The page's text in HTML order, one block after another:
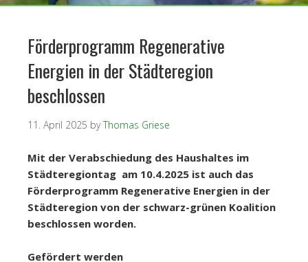
Förderprogramm Regenerative
Energien in der Städteregion
beschlossen
11. April 2025 byThomas Griese
Mit der Verabschiedung des Haushaltes im
Städteregiontag am 10.4.2025 ist auch das
Förderprogramm Regenerative Energien in der
Städteregion von der schwarz-grünen Koalition
beschlossen worden.
Gefördert werden